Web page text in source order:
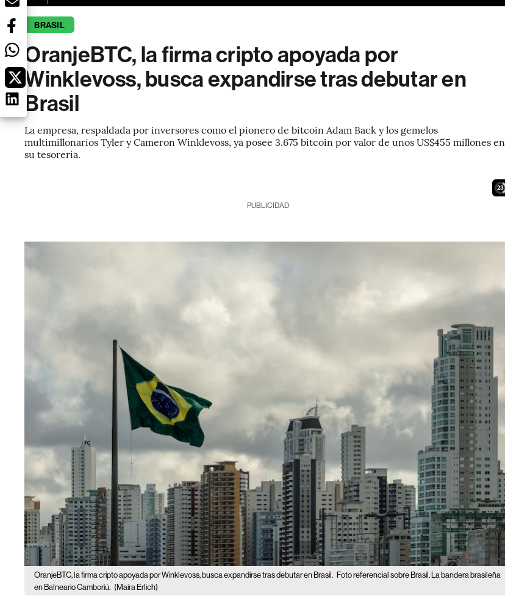
BRASIL
OranjeBTC, la firma cripto apoyada por
Winklevoss, busca expandirse tras debutar en
Brasil
La empresa, respaldada por inversores como el pionero de bitcoin Adam Back y los gemelos
multimillonarios Tyler y Cameron Winklevoss, ya posee 3.675 bitcoin por valor de unos US$455 millones en
su tesorería.
21
PUBLICIDAD
OranjeBTC, la firma cripto apoyada por Winklevoss, busca expandirse tras debutar en Brasil. Foto referencial sobre Brasil. La bandera brasileña
en Balneario Camboriú. (Maira Erlich)